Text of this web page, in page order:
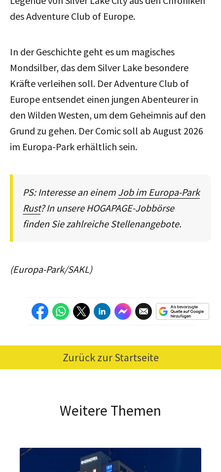
des Adventure Club of Europe.
In der Geschichte geht es um magisches
Mondsilber, das dem Silver Lake besondere
Kräfte verleihen soll. Der Adventure Club of
Europe entsendet einen jungen Abenteurer in
den Wilden Westen, um dem Geheimnis auf den
Grund zu gehen. Der Comic soll ab August 2026
im Europa-Park erhältlich sein.
PS: Interesse an einem Job im Europa-Park
Rust? In unsere HOGAPAGE-Jobbörse
finden Sie zahlreiche Stellenangebote.
(Europa-Park/SAKL)
Zurück zur Startseite
Weitere Themen